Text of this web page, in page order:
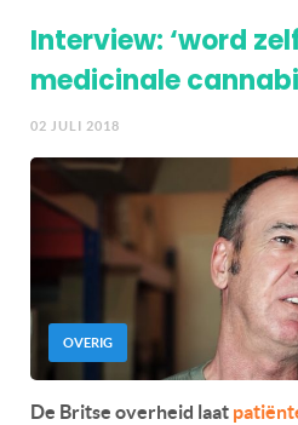
Interview: ‘word
medicinale
02 JULI 2018
OVERIG
De Britse overheid laat